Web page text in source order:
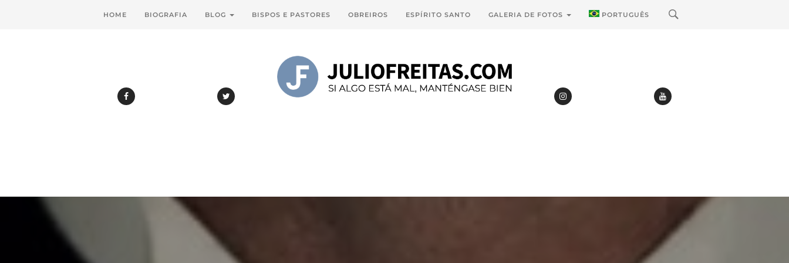
HOME BIOGRAFIA BLOG BISPOS E PASTORES OBREIROS ESPÍRITO SANTO GALERIA DE FOTOS PORTUGUÊS